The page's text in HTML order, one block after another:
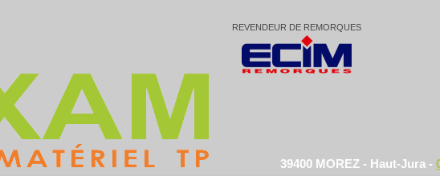
39400 MOREZ - Haut-Jura -
REVENDEUR DE REMORQUES